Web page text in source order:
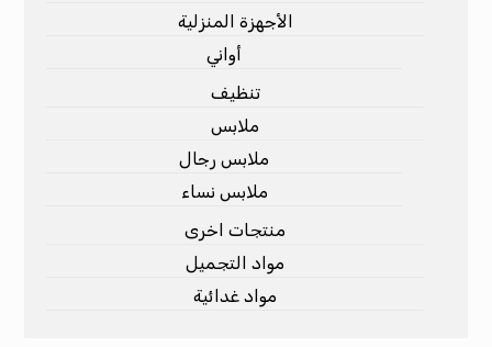
الأجهزة المنزلية
أواني
تنظيف
ملابس
ملابس رجال
ملابس نساء
منتجات اخرى
مواد التجميل
مواد غدائية